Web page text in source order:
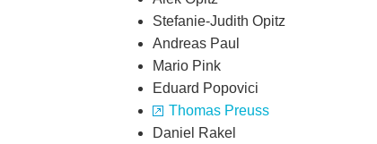
Stefanie-Judith Opitz
Andreas Paul
Mario Pink
Eduard Popovici
Thomas Preuss
Daniel Rakel